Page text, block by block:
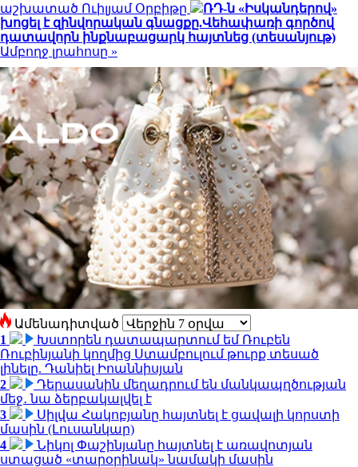
աշխատած Ուիլյամ Օրբիթը
ՌԴ-ն «Իսկանդերով»
խոցել է զինվորական գնացքը.Վեհափառի գործով
դատավորն ինքնաբացարկ հայտնեց (տեսանյութ)
Ամբողջ լրահոսը »
Ամենադիտված
1
Խստորեն դատապարտում եմ Ռուբեն
Ռուբինյանի կողմից Ստամբուլում թուրք տեսած
լինելը. Դանիել Իոաննիսյան
2
Դերասանին մեղադրում են մանկապղծության
մեջ․ նա ձերբակալվել է
3
Սիլվա Հակոբյանը հայտնել է ցավալի կորստի
մասին (Լուսանկար)
4
Նիկոլ Փաշինյանը հայտնել է առավոտյան
ստացած «տարօրինակ» նամակի մասին